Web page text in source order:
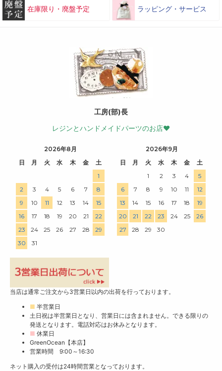
在庫限り・廃盤予定 ラッピング・サービス
工房(部)長
レジンとハンドメイドパーツのお店♥
2026年8月
日
月 火 水 木 金
土
1
2
3 4 5 6 7
8
9
10 11 12 13 14
15
16
17 18 19 20 21
22
23
24 25 26 27 28
29
30
31
2026年9月
日
月 火 水 木 金
土
1
2 3 4
5
6
7 8 9 10 11
12
13
14 15 16 17 18
19
20
21 22 23 24 25
26
27
28 29 30
当店は通常ご注文から3営業日以内の出荷を行っております。
■ 半営業日
土日祝は半営業日となり、営業日には含まれません。できる限りの
発送となります。電話対応はお休みとなります。
■ 休業日
GreenOcean【本店】
営業時間 9:00～16:30
ネット購入の受付は24時間営業となっております。